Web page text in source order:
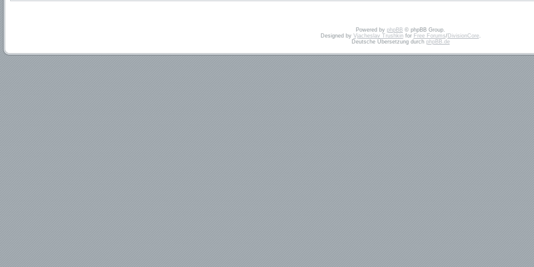
Powered by phpBB © phpBB Group.
Designed by Vjacheslav Trushkinfor Free Forums/DivisionCore.
Deutsche Übersetzung durch phpBB.de